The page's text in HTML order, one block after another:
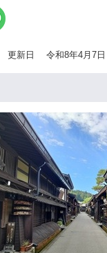
更新日 令和8年4月7日